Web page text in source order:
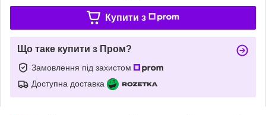
Купити з
Що таке купити з Пром?
Замовлення під захистом
Доступна доставка